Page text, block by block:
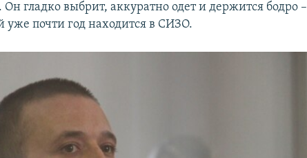
гладко выбрит, аккуратно одет и держится бодро –
уже почти год находится в СИЗО.